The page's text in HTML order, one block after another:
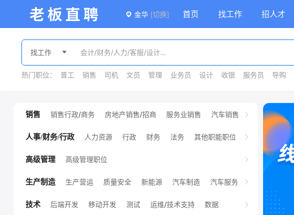
金华 [切换] 首页 找工作 招人才
热门职位： 普工 销售 司机 文员 管理 业务员 设计 收银 服务员 导购
销售 销售行政/商务 房地产销售/招商 服务业销售
汽车销售
医疗销售
销售管理 其他销售职位
人事/财务/行政 人力资源 行政 财务 法务 其他职能职位
高级管理 高级管理职位
生产制造 生产营运 质量安全 新能源 汽车制造
汽车服务
其他生产制造职位
环保 能源/地质
技术 后端开发 移动开发 测试 运维/技术支持
数据